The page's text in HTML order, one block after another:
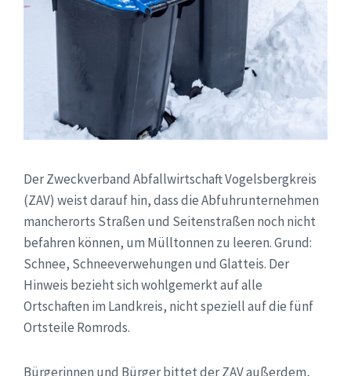
Der Zweckverband Abfallwirtschaft Vogelsbergkreis
(ZAV) weist darauf hin, dass die Abfuhrunternehmen
mancherorts Straßen und Seitenstraßen noch nicht
befahren können, um Mülltonnen zu leeren. Grund:
Schnee, Schneeverwehungen und Glatteis. Der
Hinweis bezieht sich wohlgemerkt auf alle
Ortschaften im Landkreis, nicht speziell auf die fünf
Ortsteile Romrods.
Bürgerinnen und Bürger bittet der ZAV außerdem,